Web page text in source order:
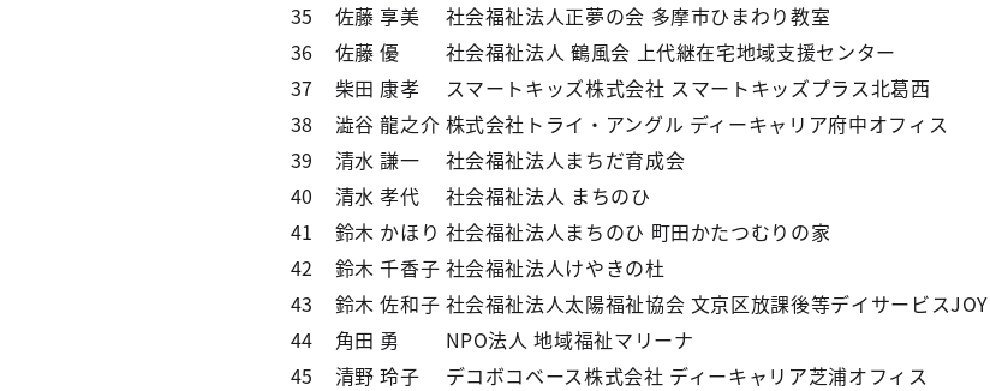
35
佐藤 享美
社会福祉法人正夢の会 多摩市ひまわり教室
36
佐藤 優
社会福祉法人 鶴風会 上代継在宅地域支援センター
37
柴田 康孝
スマートキッズ株式会社 スマートキッズプラス北葛西
38
澁谷 龍之介 株式会社トライ・アングル ディーキャリア府中オフィス
39
清水 謙一
社会福祉法人まちだ育成会
40
清水 孝代
社会福祉法人 まちのひ
41
鈴木 かほり 社会福祉法人まちのひ 町田かたつむりの家
42
鈴木 千香子 社会福祉法人けやきの杜
43
鈴木 佐和子 社会福祉法人太陽福祉協会 文京区放課後等デイサービスJOY
44
角田 勇
NPO法人 地域福祉マリーナ
45
清野 玲子
デコボコベース株式会社 ディーキャリア芝浦オフィス